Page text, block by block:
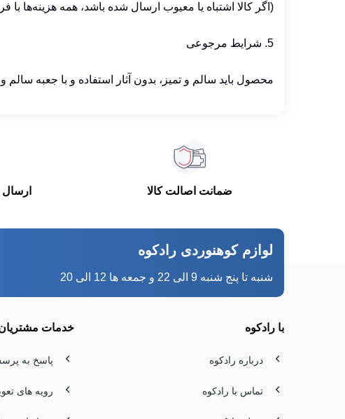
(اگر کالا اشتباه یا معیوب ارسال شده باشد، همه هزینه‌ها
5. شرایط مرجوعی
محصول باید سالم و تمیز، بدون آثار استفاده و با جعبه
ضمانت اصالت کالا
لوازم کوهنوردی رادکوه
شنبه تا پنج شنبه 9 الی 22 و جمعه ها 12 الی 20
با رادکوه
درباره رادکوه
تماس با رادکوه
خدمات
پاسخ به
رویه های